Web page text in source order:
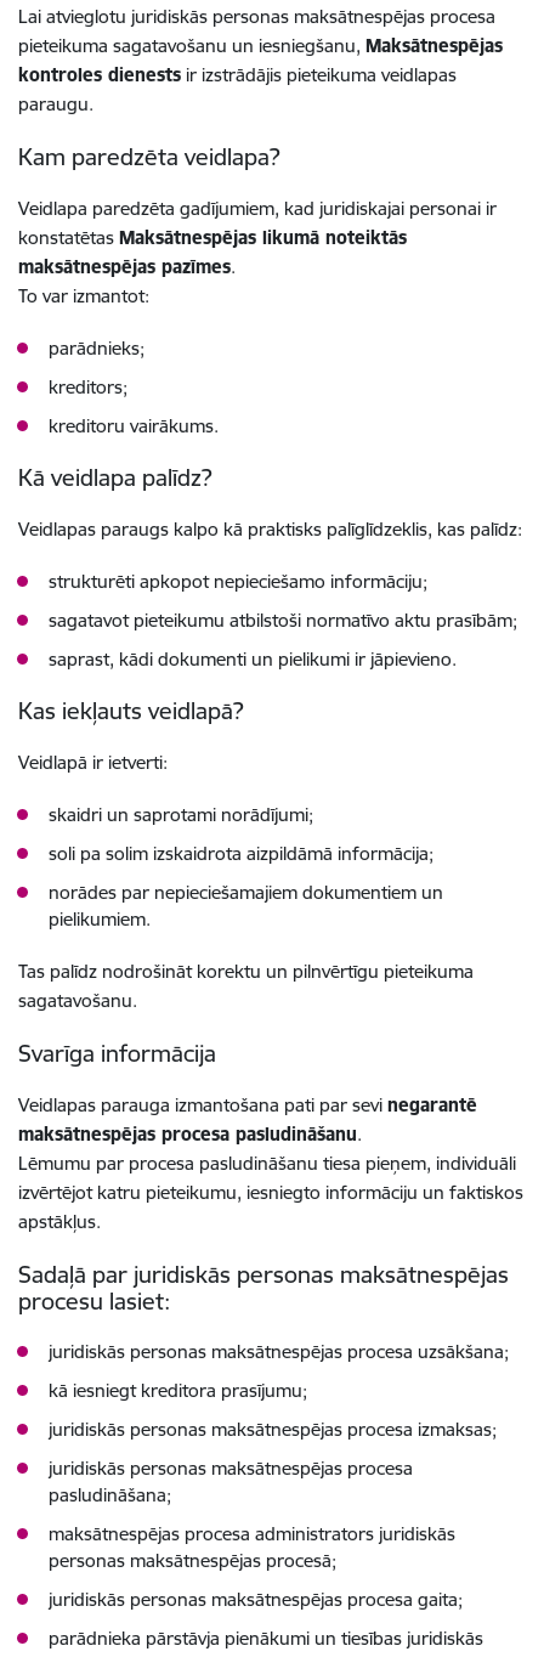
Lai atvieglotu juridiskās personas maksātnespējas procesa
pieteikuma sagatavošanu un iesniegšanu, Maksātnespējas
kontroles dienests ir izstrādājis pieteikuma veidlapas
paraugu.
Kam paredzēta veidlapa?
Veidlapa paredzēta gadījumiem, kad juridiskajai personai ir
konstatētas Maksātnespējas likumā noteiktās
maksātnespējas pazīmes.
To var izmantot:
parādnieks;
kreditors;
kreditoru vairākums.
Kā veidlapa palīdz?
Veidlapas paraugs kalpo kā praktisks palīglīdzeklis, kas palīdz:
strukturēti apkopot nepieciešamo informāciju;
sagatavot pieteikumu atbilstoši normatīvo aktu prasībām;
saprast, kādi dokumenti un pielikumi ir jāpievieno.
Kas iekļauts veidlapā?
Veidlapā ir ietverti:
skaidri un saprotami norādījumi;
soli pa solim izskaidrota aizpildāmā informācija;
norādes par nepieciešamajiem dokumentiem un
pielikumiem.
Tas palīdz nodrošināt korektu un pilnvērtīgu pieteikuma
sagatavošanu.
Svarīga informācija
Veidlapas parauga izmantošana pati par sevi negarantē
maksātnespējas procesa pasludināšanu.
Lēmumu par procesa pasludināšanu tiesa pieņem, individuāli
izvērtējot katru pieteikumu, iesniegto informāciju un faktiskos
apstākļus.
Sadaļā par juridiskās personas maksātnespējas
procesu lasiet:
juridiskās personas maksātnespējas procesa uzsākšana;
kā iesniegt kreditora prasījumu;
juridiskās personas maksātnespējas procesa izmaksas;
juridiskās personas maksātnespējas procesa
pasludināšana;
maksātnespējas procesa administrators juridiskās
personas maksātnespējas procesā;
juridiskās personas maksātnespējas procesa gaita;
parādnieka pārstāvja pienākumi un tiesības juridiskās